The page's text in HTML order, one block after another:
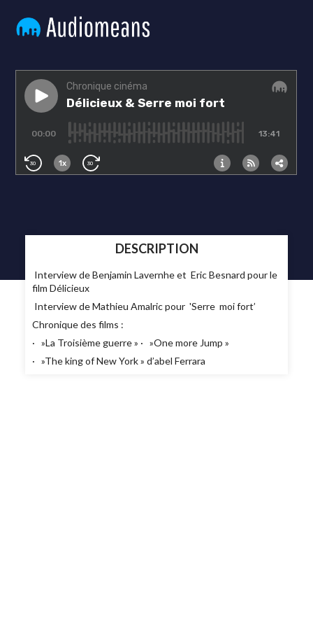
DESCRIPTION
Interview de Benjamin Lavernhe et Eric Besnard pour le
film Délicieux
Interview de Mathieu Amalric pour 'Serre moi fort’
Chronique des films :
· »La Troisième guerre » · »One more Jump »
· »The king of New York » d’abel Ferrara